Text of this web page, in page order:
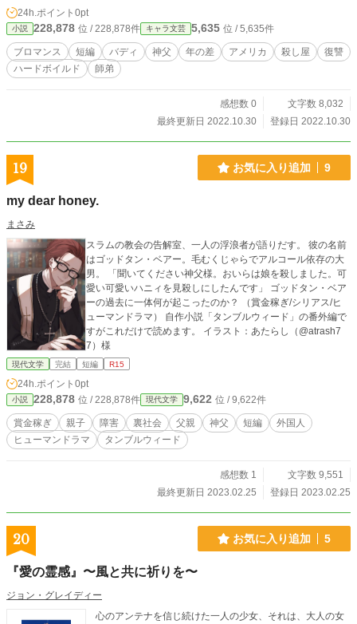
24h.ポイント 0pt
小説 228,878 位 / 228,878件 キャラ文芸 5,635 位 / 5,635件
ブロマンス 短編 バディ 神父 年の差 アメリカ 殺し屋
復讐
ハードボイルド
師弟
感想数 0
文字数 8,032
最終更新日 2022.10.30
登録日 2022.10.30
19 お気に入り追加 9
my dear honey.
まさみ
スラムの教会の告解室、一人の浮浪者が語りだす。 彼の名前
はゴッドタン・ベアー。毛むくじゃらでアルコール依存の大
男。 「聞いてください神父様。おいらは娘を殺しました。可
愛い可愛いハニィを見殺しにしたんです」 ゴッドタン・ベア
ーの過去に一体何が起こったのか？ （賞金稼ぎ/シリアス/ヒ
ューマンドラマ） 自作小説「タンブルウィード」の番外編で
すがこれだけで読めます。 イラスト：あたらし（@atrash7
7）様
現代文学 完結 短編 R15
24h.ポイント 0pt
小説 228,878 位 / 228,878件 現代文学 9,622 位 / 9,622件
賞金稼ぎ 親子 障害 裏社会 父親 神父 短編
外国人
ヒューマンドラマ
タンブルウィード
感想数 1
文字数 9,551
最終更新日 2023.02.25
登録日 2023.02.25
20 お気に入り追加 5
『愛の霊感』〜風と共に祈りを〜
ジョン・グレイディー
心のアンテナを信じ続けた一人の少女、それは、大人の女